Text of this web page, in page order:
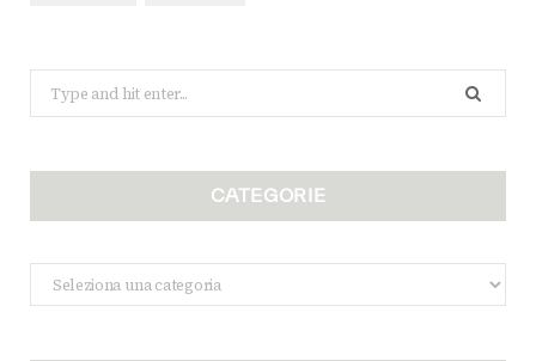
for:
CATEGORIE
Categorie